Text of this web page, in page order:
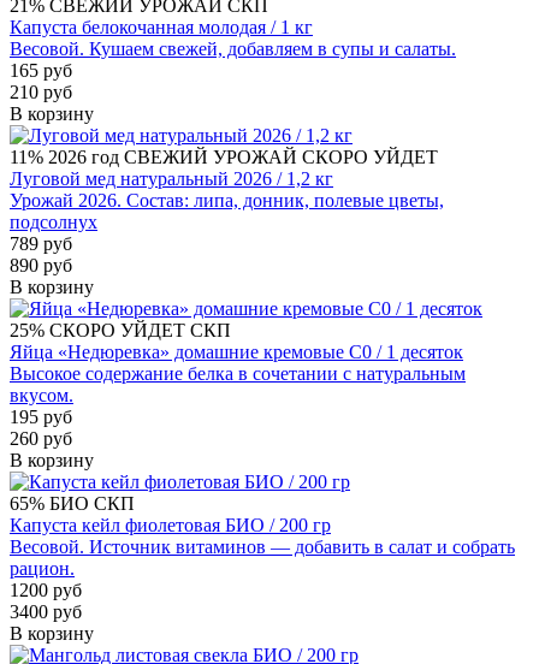
21% СВЕЖИЙ УРОЖАЙ СКП
Капуста белокочанная молодая / 1 кг
Весовой. Кушаем свежей, добавляем в супы и салаты.
165 руб
210 руб
В корзину
11% 2026 год СВЕЖИЙ УРОЖАЙ СКОРО УЙДЕТ
Луговой мед натуральный 2026 / 1,2 кг
Урожай 2026. Состав: липа, донник, полевые цветы,
подсолнух
789 руб
890 руб
В корзину
25% СКОРО УЙДЕТ СКП
Яйца «Недюревка» домашние кремовые С0 / 1 десяток
Высокое содержание белка в сочетании с натуральным
вкусом.
195 руб
260 руб
В корзину
65% БИО СКП
Капуста кейл фиолетовая БИО / 200 гр
Весовой. Источник витаминов — добавить в салат и собрать
рацион.
1200 руб
3400 руб
В корзину